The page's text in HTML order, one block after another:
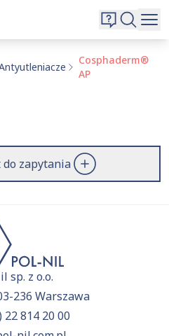
Cosphaderm®
AP
zapytania
sp. z o.o.
236 Warszawa
22 814 20 00
dodałeś do zapytania.